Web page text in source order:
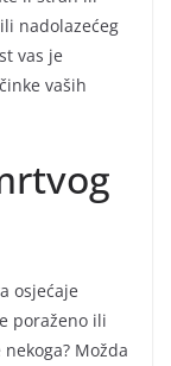
nadolazećeg
vas je
vaših
osjećaje
poraženo ili
Možda